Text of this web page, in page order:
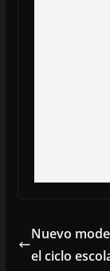
Nuevo
el ciclo